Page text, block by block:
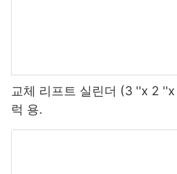
교체 리프트 실린더 (3 ''x 2
럭 용.